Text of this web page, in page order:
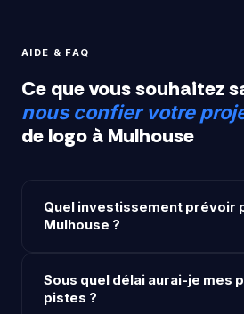
AIDE & FAQ
Ce que vous souhaitez
nous confier votre
de logo à Mulhouse
Quel investissement prévoir
Mulhouse ?
dès 49€ HT. Chaque tarif est clair
fonction de la complexité de votre
Sous quel délai aurai-je mes
pistes ?